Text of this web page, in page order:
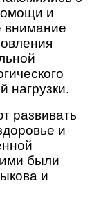
и
внимание
нагрузки.
развивать
и
были
и